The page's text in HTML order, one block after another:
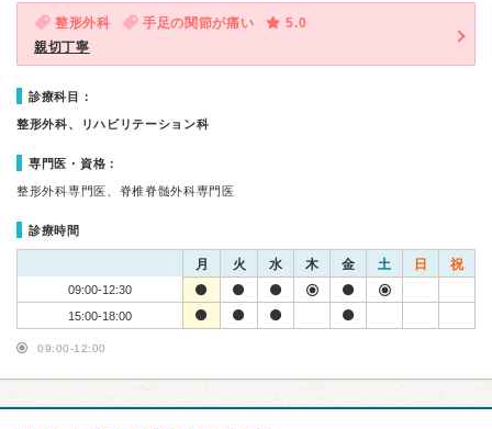
整形外科 手足の関節が痛い
5.0
親切丁寧
診療科目：
整形外科、リハビリテーション科
専門医・資格：
整形外科専門医、脊椎脊髄外科専門医
診療時間
月 火 水 木 金 土 日 祝
09:00-12:30
15:00-18:00
09:00-12:00